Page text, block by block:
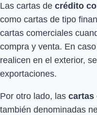
Las cartas de crédito
como cartas de tipo
cartas comerciales
compra y venta. En
realicen en el exterior,
exportaciones.
Por otro lado, las cartas
también denominadas